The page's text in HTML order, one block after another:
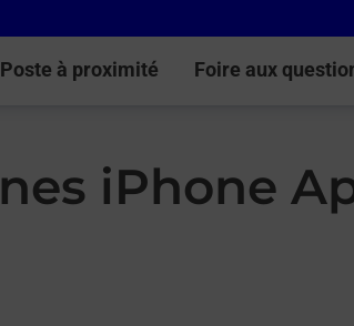
à proximité Foire aux
iPhone